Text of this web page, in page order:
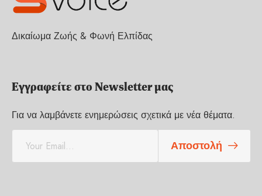
Δικαίωμα Ζωής & Φωνή Ελπίδας
Εγγραφείτε στο Newsletter μας
Για να λαμβάνετε ενημερώσεις σχετικά με νέα θέματα.
a
Αποστολή